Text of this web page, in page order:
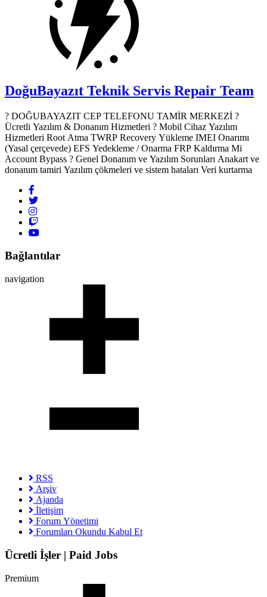
DoğuBayazıt Teknik Servis Repair Team
? DOĞUBAYAZIT CEP TELEFONU TAMİR MERKEZİ ?️
Ücretli Yazılım & Donanım Hizmetleri ? Mobil Cihaz Yazılım
Hizmetleri Root Atma TWRP Recovery Yükleme IMEI Onarımı
(Yasal çerçevede) EFS Yedekleme / Onarma FRP Kaldırma Mi
Account Bypass ? Genel Donanım ve Yazılım Sorunları Anakart ve
donanım tamiri Yazılım çökmeleri ve sistem hataları Veri kurtarma
Bağlantılar
navigation
RSS
Arşiv
Ajanda
İletişim
Forum Yönetimi
Forumları Okundu Kabul Et
Ücretli İşler | Paid Jobs
Premium